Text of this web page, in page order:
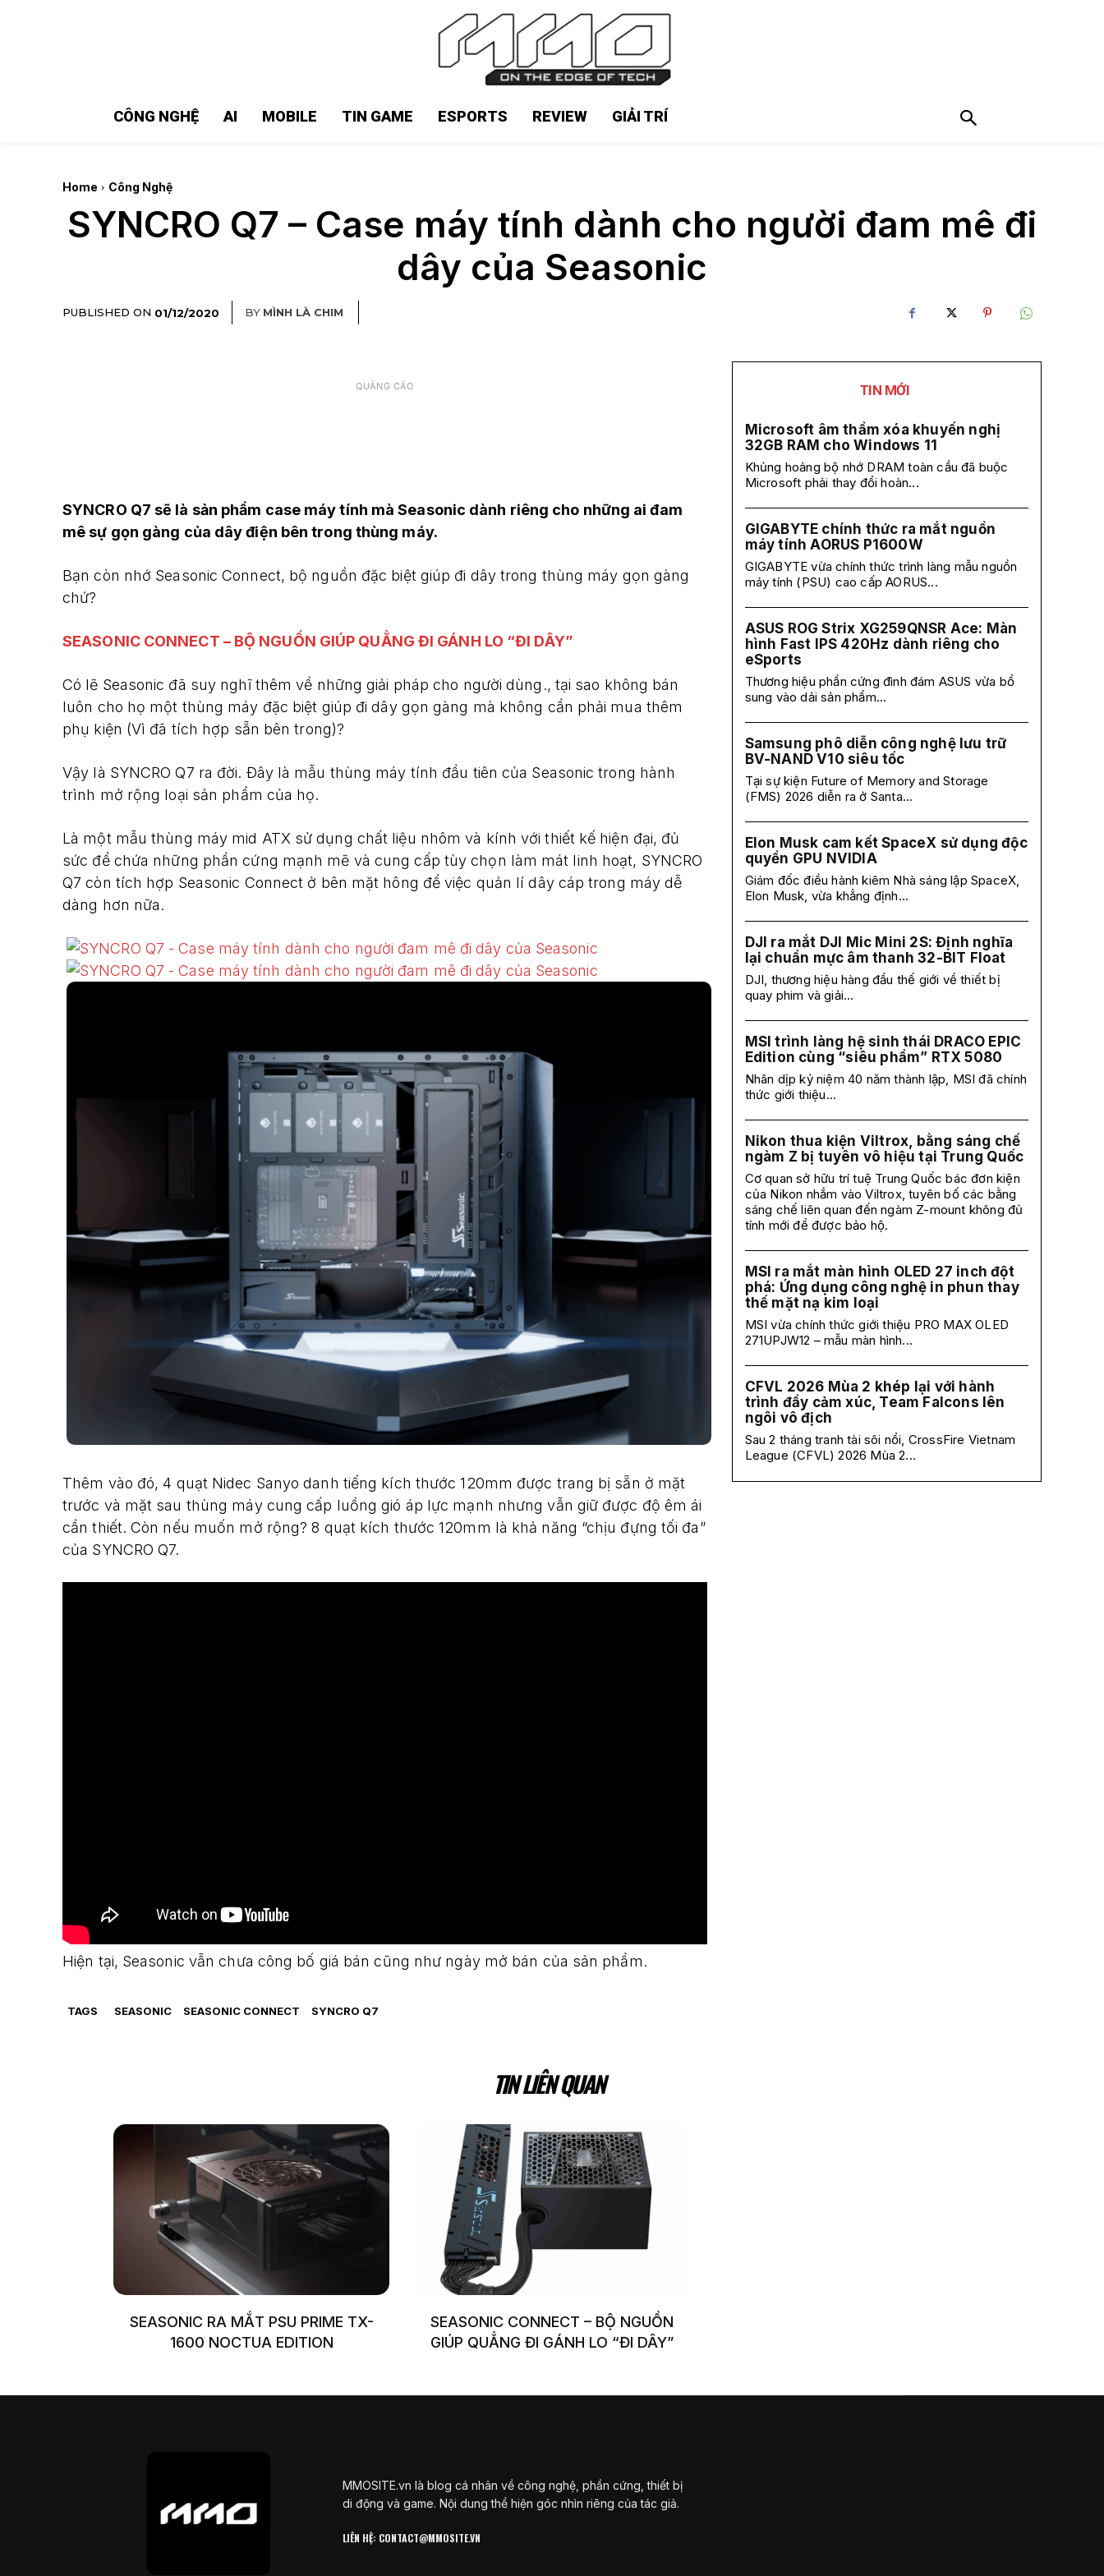
CÔNG NGHỆ AI MOBILE TIN GAME ESPORTS REVIEW GIẢI TRÍ
Home Công Nghệ
SYNCRO Q7 – Case máy tính dành cho người đam mê đi
dây của Seasonic
PUBLISHED ON 01/12/2020 BY MÌNH LÀ CHIM
QUẢNG CÁO
SYNCRO Q7 sẽ là sản phẩm case máy tính mà Seasonic dành riêng cho những ai đam
mê sự gọn gàng của dây điện bên trong thùng máy.
Bạn còn nhớ Seasonic Connect, bộ nguồn đặc biệt giúp đi dây trong thùng máy gọn gàng
chứ?
SEASONIC CONNECT – BỘ NGUỒN GIÚP QUẲNG ĐI GÁNH LO “ĐI DÂY”
Có lẽ Seasonic đã suy nghĩ thêm về những giải pháp cho người dùng., tại sao không bán
luôn cho họ một thùng máy đặc biệt giúp đi dây gọn gàng mà không cần phải mua thêm
phụ kiện (Vì đã tích hợp sẵn bên trong)?
Vậy là SYNCRO Q7 ra đời. Đây là mẫu thùng máy tính đầu tiên của Seasonic trong hành
trình mở rộng loại sản phẩm của họ.
Là một mẫu thùng máy mid ATX sử dụng chất liệu nhôm và kính với thiết kế hiện đại, đủ
sức để chứa những phần cứng mạnh mẽ và cung cấp tùy chọn làm mát linh hoạt, SYNCRO
Q7 còn tích hợp Seasonic Connect ở bên mặt hông để việc quản lí dây cáp trong máy dễ
dàng hơn nữa.
Thêm vào đó, 4 quạt Nidec Sanyo danh tiếng kích thước 120mm được trang bị sẵn ở mặt
trước và mặt sau thùng máy cung cấp luồng gió áp lực mạnh nhưng vẫn giữ được độ êm ái
cần thiết. Còn nếu muốn mở rộng? 8 quạt kích thước 120mm là khả năng “chịu đựng tối đa”
của SYNCRO Q7.
Hiện tại, Seasonic vẫn chưa công bố giá bán cũng như ngày mở bán của sản phẩm.
TAGS SEASONIC SEASONIC CONNECT SYNCRO Q7
TIN MỚI
Microsoft âm thầm xóa khuyến nghị
32GB RAM cho Windows 11
Khủng hoảng bộ nhớ DRAM toàn cầu đã buộc
Microsoft phải thay đổi hoàn...
GIGABYTE chính thức ra mắt nguồn
máy tính AORUS P1600W
GIGABYTE vừa chính thức trình làng mẫu nguồn
máy tính (PSU) cao cấp AORUS...
ASUS ROG Strix XG259QNSR Ace: Màn
hình Fast IPS 420Hz dành riêng cho
eSports
Thương hiệu phần cứng đình đám ASUS vừa bổ
sung vào dải sản phẩm...
Samsung phô diễn công nghệ lưu trữ
BV-NAND V10 siêu tốc
Tại sự kiện Future of Memory and Storage
(FMS) 2026 diễn ra ở Santa...
Elon Musk cam kết SpaceX sử dụng độc
quyền GPU NVIDIA
Giám đốc điều hành kiêm Nhà sáng lập SpaceX,
Elon Musk, vừa khẳng định...
DJI ra mắt DJI Mic Mini 2S: Định nghĩa
lại chuẩn mực âm thanh 32-BIT Float
DJI, thương hiệu hàng đầu thế giới về thiết bị
quay phim và giải...
MSI trình làng hệ sinh thái DRACO EPIC
Edition cùng “siêu phẩm” RTX 5080
Nhân dịp kỷ niệm 40 năm thành lập, MSI đã chính
thức giới thiệu...
Nikon thua kiện Viltrox, bằng sáng chế
ngàm Z bị tuyên vô hiệu tại Trung Quốc
Cơ quan sở hữu trí tuệ Trung Quốc bác đơn kiện
của Nikon nhắm vào Viltrox, tuyên bố các bằng
sáng chế liên quan đến ngàm Z-mount không đủ
tính mới để được bảo hộ.
MSI ra mắt màn hình OLED 27 inch đột
phá: Ứng dụng công nghệ in phun thay
thế mặt nạ kim loại
MSI vừa chính thức giới thiệu PRO MAX OLED
271UPJW12 – mẫu màn hình...
CFVL 2026 Mùa 2 khép lại với hành
trình đầy cảm xúc, Team Falcons lên
ngôi vô địch
Sau 2 tháng tranh tài sôi nổi, CrossFire Vietnam
League (CFVL) 2026 Mùa 2...
TIN LIÊN QUAN
SEASONIC RA MẮT PSU PRIME TX-
1600 NOCTUA EDITION
SEASONIC CONNECT – BỘ NGUỒN
GIÚP QUẲNG ĐI GÁNH LO “ĐI DÂY”
MMOSITE.vn là blog cá nhân về công nghệ, phần cứng, thiết bị
di động và game. Nội dung thể hiện góc nhìn riêng của tác giả.
LIÊN HỆ: CONTACT@MMOSITE.VN